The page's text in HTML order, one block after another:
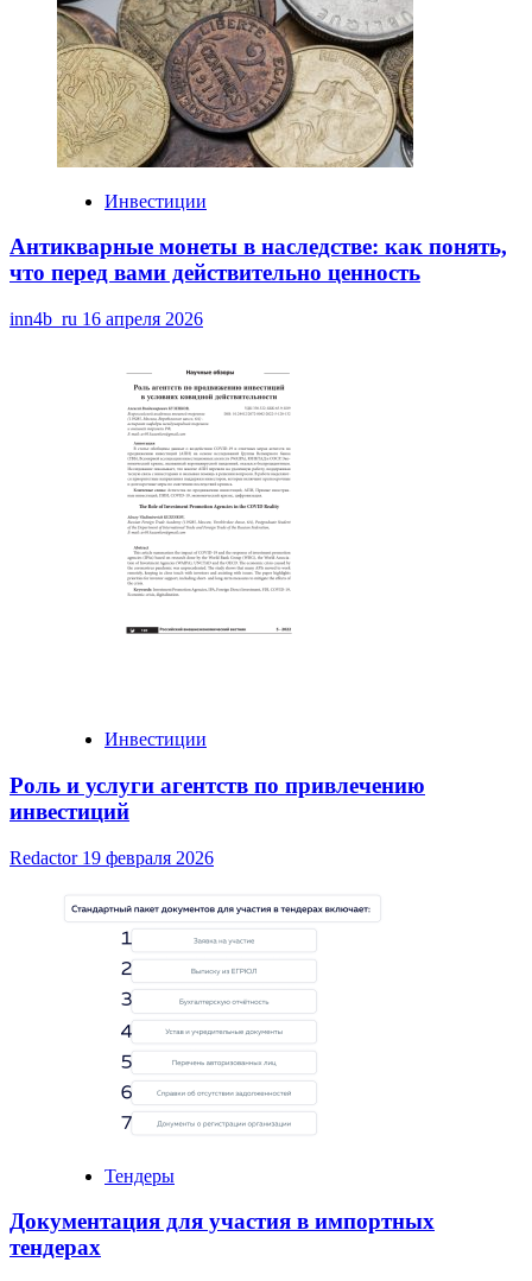
Инвестиции
Антикварные монеты в наследстве: как понять,
что перед вами действительно ценность
inn4b_ru 16 апреля 2026
Инвестиции
Роль и услуги агентств по привлечению
инвестиций
Redactor 19 февраля 2026
Тендеры
Документация для участия в импортных
тендерах